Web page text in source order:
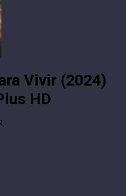
Vivir (2024)
HD